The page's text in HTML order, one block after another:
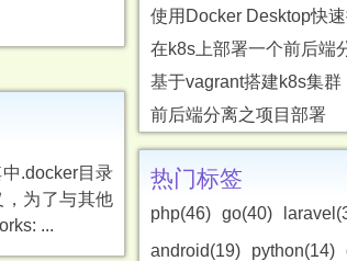
.docker目录
，为了与其他
...
使用Docker Desktop快
在k8s上部署一个前后端
基于vagrant搭建k8s集群
前后端分离之项目部署
热门标签
php(46) go(40)
android(19)
python(14)